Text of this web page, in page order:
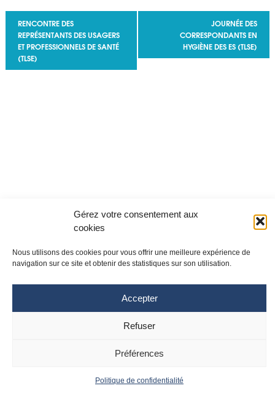
Gérez votre consentement aux
cookies
Nous utilisons des cookies pour vous offrir une meilleure expérience de
navigation sur ce site et obtenir des statistiques sur son utilisation.
Accepter
Refuser
Préférences
Politique de confidentialité
Navigation Évènement
RENCONTRE DES
REPRÉSENTANTS DES USAGERS
ET PROFESSIONNELS DE SANTÉ
(TLSE)
JOURNÉE DES
CORRESPONDANTS EN
HYGIÈNE DES ES (TLSE)
Site Toulouse Site Montpellier
Tél : 04 67 33 74 69
montpellier.fr